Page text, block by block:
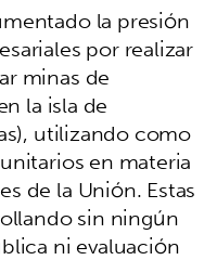
la presión
por realizar
minas de
la isla de
utilizando como
en materia
de la Unión. Estas
sin ningún
ni evaluación